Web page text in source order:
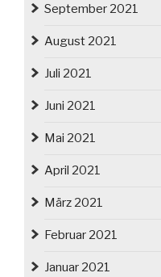
September 2021
August 2021
Juli 2021
Juni 2021
Mai 2021
April 2021
März 2021
Februar 2021
Januar 2021